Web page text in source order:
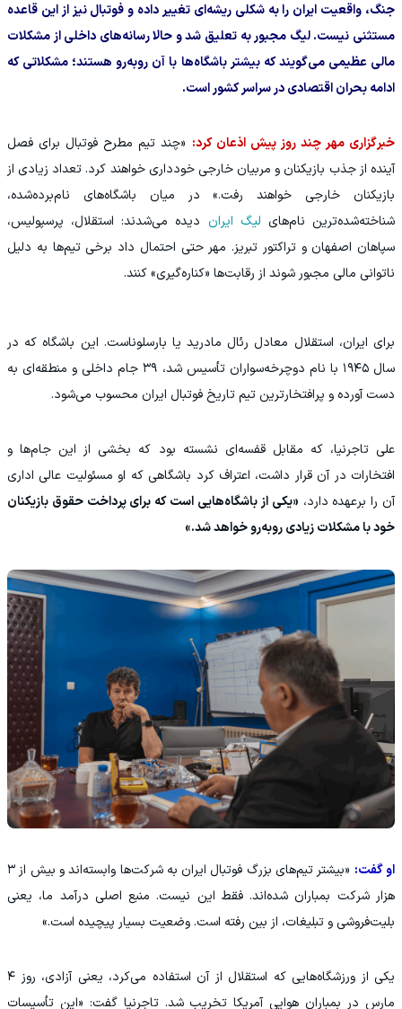
جنگ، واقعیت ایران را به شکلی ریشه‌ای تغییر داده و فوتبال نیز از این قاعده
مستثنی نیست. لیگ مجبور به تعلیق شد و حالا رسانه‌های داخلی از مشکلات
مالی عظیمی می‌گویند که بیشتر باشگاه‌ها با آن روبه‌رو هستند؛ مشکلاتی که
ادامه بحران اقتصادی در سراسر کشور است.
خبرگزاری مهر چند روز پیش اذعان کرد: «چند تیم مطرح فوتبال برای فصل
آینده از جذب بازیکنان و مربیان خارجی خودداری خواهند کرد. تعداد زیادی از
بازیکنان خارجی خواهند رفت.» در میان باشگاه‌های نام‌برده‌شده،
شناخته‌شده‌ترین نام‌های لیگ ایران دیده می‌شدند: استقلال، پرسپولیس،
سپاهان اصفهان و تراکتور تبریز. مهر حتی احتمال داد برخی تیم‌ها به دلیل
ناتوانی مالی مجبور شوند از رقابت‌ها «کناره‌گیری» کنند.
برای ایران، استقلال معادل رئال مادرید یا بارسلوناست. این باشگاه که در
سال ۱۹۴۵ با نام دوچرخه‌سواران تأسیس شد، ۳۹ جام داخلی و منطقه‌ای به
دست آورده و پرافتخارترین تیم تاریخ فوتبال ایران محسوب می‌شود.
علی تاجرنیا، که مقابل قفسه‌ای نشسته بود که بخشی از این جام‌ها و
افتخارات در آن قرار داشت، اعتراف کرد باشگاهی که او مسئولیت عالی اداری
آن را برعهده دارد، «یکی از باشگاه‌هایی است که برای پرداخت حقوق بازیکنان
خود با مشکلات زیادی روبه‌رو خواهد شد.»
او گفت:
«بیشتر تیم‌های بزرگ فوتبال ایران به شرکت‌ها وابسته‌اند و بیش از ۳
هزار شرکت بمباران شده‌اند. فقط این نیست. منبع اصلی درآمد ما، یعنی
بلیت‌فروشی و تبلیغات، از بین رفته است. وضعیت بسیار پیچیده است.»
یکی از ورزشگاه‌هایی که استقلال از آن استفاده می‌کرد، یعنی آزادی، روز ۴
مارس در بمباران هوایی آمریکا تخریب شد. تاجرنیا گفت: «این تأسیسات